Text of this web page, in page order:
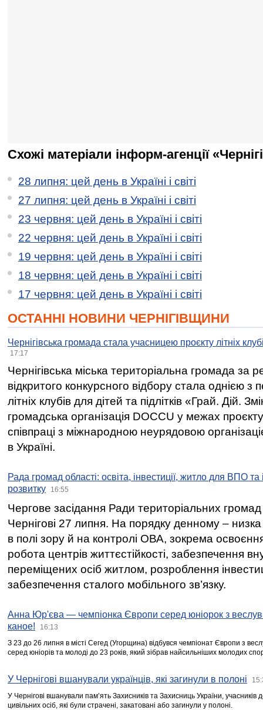
Схожі матеріали інформ-агенції
28 липня: цей день в Україні і світі
27 липня: цей день в Україні і світі
23 червня: цей день в Україні і світі
22 червня: цей день в Україні і світі
19 червня: цей день в Україні і світі
18 червня: цей день в Україні і світі
17 червня: цей день в Україні і світі
ОСТАННІ НОВИНИ ЧЕРНІГІВЩИНИ
Чернігівська громада стала учасницею проєкту літніх
17:17
Чернігівська міська територіальна громада за
відкритого конкурсного відбору стала однією
літніх клубів для дітей та підлітків «Грай. Дій.
громадська організація DOCCU у межах
співпраці з міжнародною неурядовою
в Україні.
Рада громад області: освіта, інвестиції, житло для ВПО
розвитку
16:55
Чергове засідання Ради територіальних громад
Чернігові 27 липня. На порядку денному –
в полі зору й на контролі ОВА, зокрема освоєння
робота центрів життєстійкості, забезпечення
переміщених осіб житлом, розроблення
забезпечення сталого мобільного зв’язку.
Анна Юр'єва — чемпіонка Європи серед юніорок з
каное!
16:13
З 23 до 26 липня в місті Сегед (Угорщина) відбувся чемпіонат Європи з
серед юніорів та молоді до 23 років, який зібрав найсильніших молодих
У Чернігові вшанували українців, які загинули в полоні
У Чернігові вшанували пам’ять Захисників та Захисниць України,
цивільних осіб, які були страчені, закатовані або загинули у полоні.